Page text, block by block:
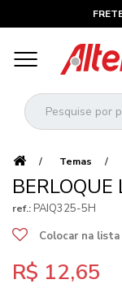
Temas
ref.: PAIQ325-5H
Colocar na
R$ 12,65